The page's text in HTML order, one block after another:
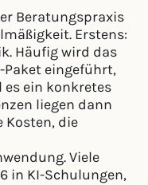
Beratungspraxis
Erstens:
Häufig wird das
eingeführt,
ein konkretes
liegen dann
Kosten, die
Viele
in KI-Schulungen,